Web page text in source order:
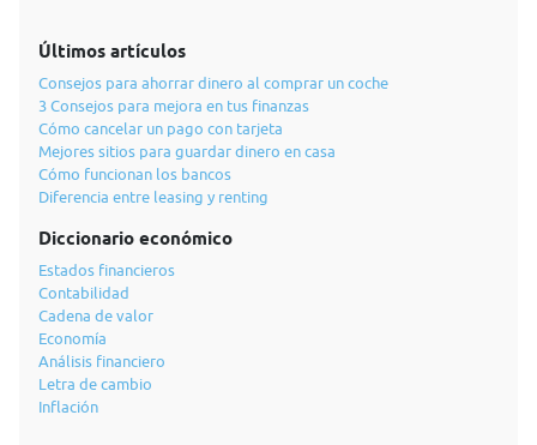
Últimos artículos
Consejos para ahorrar dinero al comprar un coche
3 Consejos para mejora en tus finanzas
Cómo cancelar un pago con tarjeta
Mejores sitios para guardar dinero en casa
Cómo funcionan los bancos
Diferencia entre leasing y renting
Diccionario económico
Estados financieros
Contabilidad
Cadena de valor
Economía
Análisis financiero
Letra de cambio
Inflación